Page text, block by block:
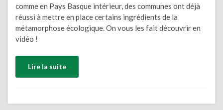
comme en Pays Basque intérieur, des communes ont déjà
réussi à mettre en place certains ingrédients de la
métamorphose écologique. On vous les fait découvrir en
vidéo !
Lire la suite